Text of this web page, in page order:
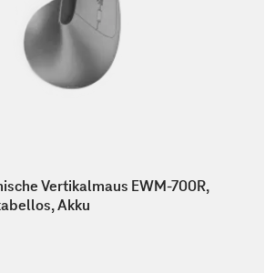
Vertikalmaus EWM-700R,
Akku